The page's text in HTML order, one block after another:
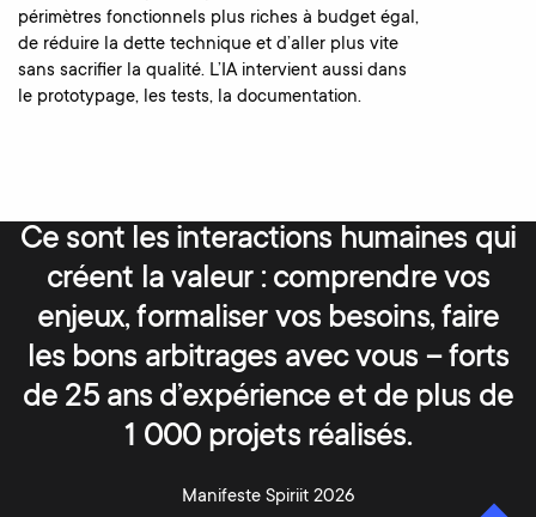
périmètres fonctionnels plus riches à budget égal,
de réduire la dette technique et d’aller plus vite
sans sacrifier la qualité. L’IA intervient aussi dans
le prototypage, les tests, la documentation.
Ce sont les interactions humaines qui
créent la valeur : comprendre vos
enjeux, formaliser vos besoins, faire
les bons arbitrages avec vous – forts
de 25 ans d’expérience et de plus de
1 000 projets réalisés.
Manifeste Spiriit 2026